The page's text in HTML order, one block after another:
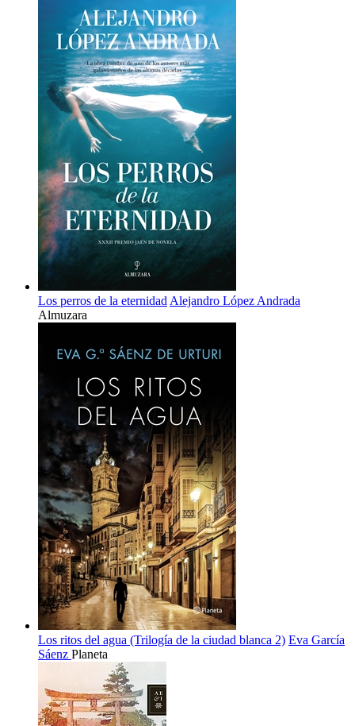
Los perros de la eternidad Alejandro López Andrada
Almuzara
Los ritos del agua (Trilogía de la ciudad blanca 2) Eva García
Sáenz Planeta